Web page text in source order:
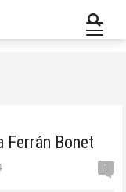
Ferrán Bonet
1